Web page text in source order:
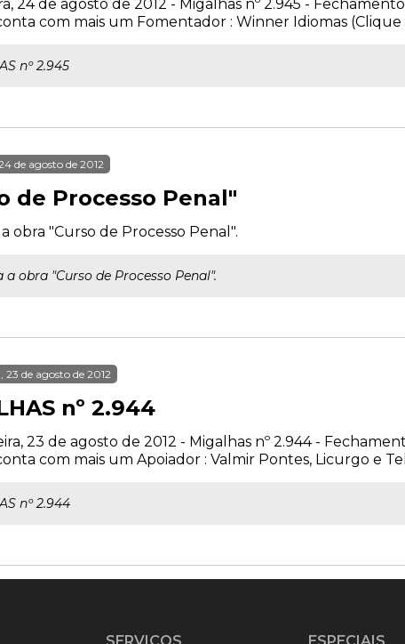
24 de agosto de 2012 - Migalhas nº 2.945 -
com mais um Fomentador : Winner Idiomas (Clique
nº 2.945
de agosto de 2012
de Processo Penal"
obra "Curso de Processo Penal".
a obra "Curso de Processo Penal".
de agosto de 2012
nº 2.944
23 de agosto de 2012 - Migalhas nº 2.944 -
com mais um Apoiador : Valmir Pontes, Licurgo e
nº 2.944